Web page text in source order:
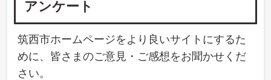
アンケート
筑西市ホームページをより良いサイトにするた
めに、皆さまのご意見・ご感想をお聞かせくだ
さい。